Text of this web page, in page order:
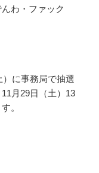
わ・ファック
に事務局で抽選
月29日（土）13
。